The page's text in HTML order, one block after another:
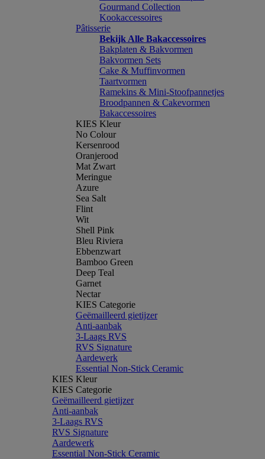
Gourmand Collection
Kookaccessoires
Pâtisserie
Bekijk Alle Bakaccessoires
Bakplaten & Bakvormen
Bakvormen Sets
Cake & Muffinvormen
Taartvormen
Ramekins & Mini-Stoofpannetjes
Broodpannen & Cakevormen
Bakaccessoires
KIES Kleur
No Colour
Kersenrood
Oranjerood
Mat Zwart
Meringue
Azure
Sea Salt
Flint
Wit
Shell Pink
Bleu Riviera
Ebbenzwart
Bamboo Green
Deep Teal
Garnet
Nectar
KIES Categorie
Geëmailleerd gietijzer
Anti-aanbak
3-Laags RVS
RVS Signature
Aardewerk
Essential Non-Stick Ceramic
KIES Kleur
KIES Categorie
Geëmailleerd gietijzer
Anti-aanbak
3-Laags RVS
RVS Signature
Aardewerk
Essential Non-Stick Ceramic